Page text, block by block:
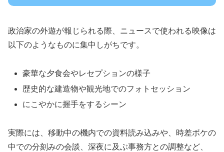
政治家の外遊が報じられる際、ニュースで使われる映像は
以下のようなものに集中しがちです。
豪華な夕食会やレセプションの様子
歴史的な建造物や観光地でのフォトセッション
にこやかに握手をするシーン
実際には、移動中の機内での資料読み込みや、時差ボケの
中での分刻みの会談、深夜に及ぶ事務方との調整など、